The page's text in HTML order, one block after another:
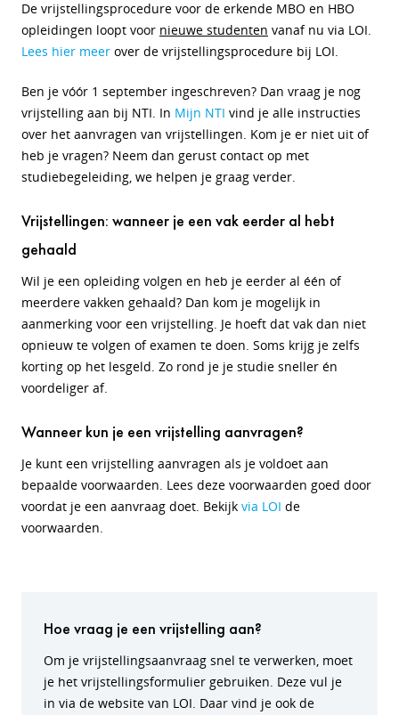
De vrijstellingsprocedure voor de erkende MBO en HBO
opleidingen loopt voor nieuwe studenten vanaf nu via LOI.
Lees hier meer over de vrijstellingsprocedure bij LOI.
Ben je vóór 1 september ingeschreven? Dan vraag je nog
vrijstelling aan bij NTI. In Mijn NTI vind je alle instructies
over het aanvragen van vrijstellingen. Kom je er niet uit of
heb je vragen? Neem dan gerust contact op met
studiebegeleiding, we helpen je graag verder.
Vrijstellingen: wanneer je een vak eerder al hebt
gehaald
Wil je een opleiding volgen en heb je eerder al één of
meerdere vakken gehaald? Dan kom je mogelijk in
aanmerking voor een vrijstelling. Je hoeft dat vak dan niet
opnieuw te volgen of examen te doen. Soms krijg je zelfs
korting op het lesgeld. Zo rond je je studie sneller én
voordeliger af.
Wanneer kun je een vrijstelling aanvragen?
Je kunt een vrijstelling aanvragen als je voldoet aan
bepaalde voorwaarden. Lees deze voorwaarden goed door
voordat je een aanvraag doet. Bekijk via LOI de
voorwaarden.
Hoe vraag je een vrijstelling aan?
Om je vrijstellingsaanvraag snel te verwerken, moet
je het vrijstellingsformulier gebruiken. Deze vul je
in via de website van LOI. Daar vind je ook de